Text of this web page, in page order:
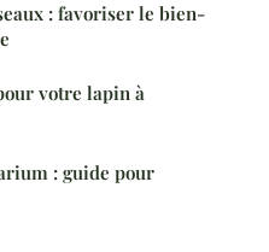
: favoriser le bien-
votre lapin à
: guide pour